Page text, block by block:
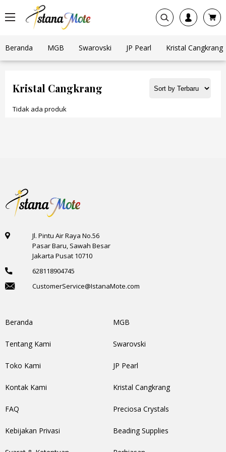
Beranda MGB Swarovski JP Pearl Kristal Cangkrang
Kristal Cangkrang
Tidak ada produk
Jl. Pintu Air Raya No.56
Pasar Baru, Sawah Besar
Jakarta Pusat 10710
628118904745
CustomerService@IstanaMote.com
Beranda
Tentang Kami
Toko Kami
Kontak Kami
FAQ
Kebijakan Privasi
MGB
Swarovski
JP Pearl
Kristal Cangkrang
Preciosa Crystals
Beading Supplies